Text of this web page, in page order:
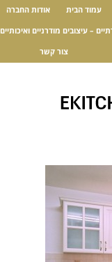
עמוד הבית אודות החברה
– עיצובים מודרניים ואיכותיים
צור קשר